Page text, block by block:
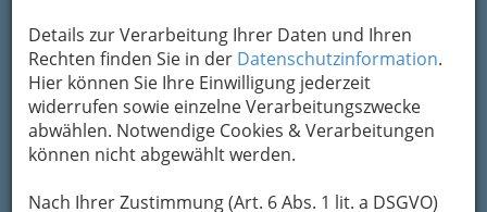
Details zur Verarbeitung Ihrer Daten und Ihren
Rechten finden Sie in der Datenschutzinformation.
Hier können Sie Ihre Einwilligung jederzeit
widerrufen sowie einzelne Verarbeitungszwecke
abwählen. Notwendige Cookies & Verarbeitungen
können nicht abgewählt werden.
Nach Ihrer Zustimmung (Art. 6 Abs. 1 lit. a DSGVO)